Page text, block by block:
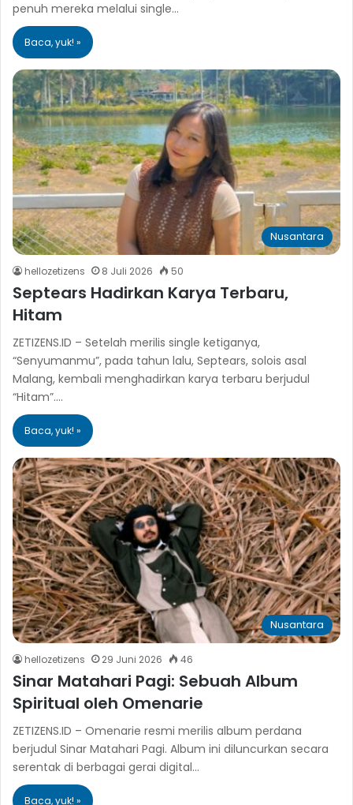
penuh mereka melalui single…
Baca, yuk! »
Nusantara
hellozetizens 8 Juli 2026 50
Septears Hadirkan Karya Terbaru,
Hitam
ZETIZENS.ID – Setelah merilis single ketiganya,
“Senyumanmu”, pada tahun lalu, Septears, solois asal
Malang, kembali menghadirkan karya terbaru berjudul
“Hitam”.…
Baca, yuk! »
Nusantara
hellozetizens 29 Juni 2026 46
Sinar Matahari Pagi: Sebuah Album
Spiritual oleh Omenarie
ZETIZENS.ID – Omenarie resmi merilis album perdana
berjudul Sinar Matahari Pagi. Album ini diluncurkan secara
serentak di berbagai gerai digital…
Baca, yuk! »